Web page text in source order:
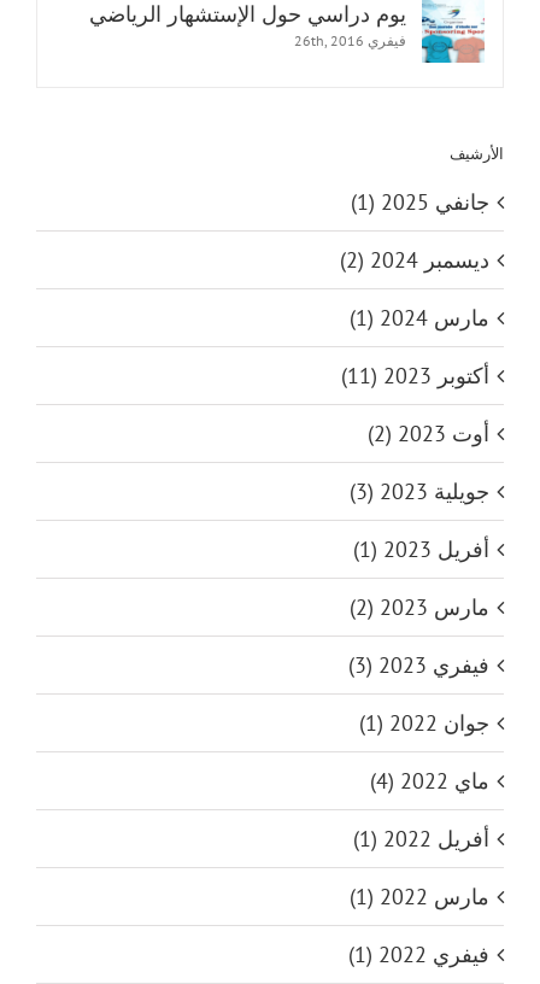
يوم دراسي حول الإستشهار الرياضي
فيفري 26th, 2016
الأرشيف
جانفي 2025 (1)
ديسمبر 2024 (2)
مارس 2024 (1)
أكتوبر 2023 (11)
أوت 2023 (2)
جويلية 2023 (3)
أفريل 2023 (1)
مارس 2023 (2)
فيفري 2023 (3)
جوان 2022 (1)
ماي 2022 (4)
أفريل 2022 (1)
مارس 2022 (1)
فيفري 2022 (1)